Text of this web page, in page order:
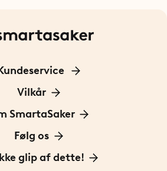
Kontakt os
Vilkår
om cookies
Privatlivspolitik
SmartaSaker
Om os
Vores historie
Følg os
Opfindere
glip af dette!